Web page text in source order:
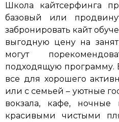
Школа кайтсерфинга
базовый или
забронировать кайт
выгодную цену на
могут
подходящую программу.
все для хорошего
или с семьей – уютные
вокзала, кафе,
красивыми чистыми